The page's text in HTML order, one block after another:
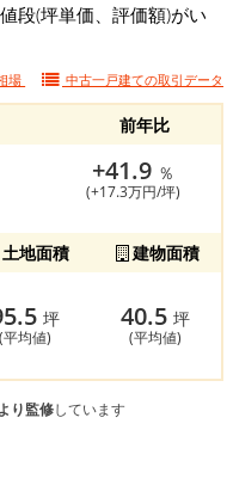
段(坪単価、評価額)がい
場 中古一戸建ての取引データ
前年比
+41.9 ％
(+17.3万円/坪)
土地面積 建物面積
坪
(平均値)
40.5坪
(平均値)
り監修しています